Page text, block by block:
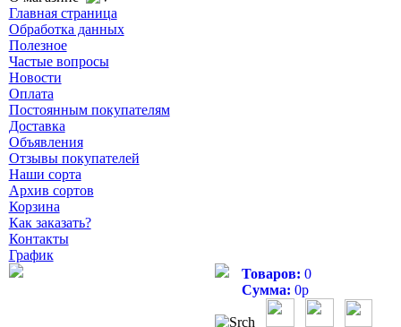
Главная страница
Обработка данных
Полезное
Частые вопросы
Новости
Оплата
Постоянным покупателям
Доставка
Объявления
Отзывы покупателей
Наши сорта
Архив сортов
Корзина
Как заказать?
Контакты
График
Товаров: 0
Сумма: 0р